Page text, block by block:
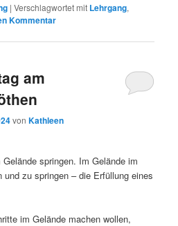
|Verschlagwortet mit Lehrgang,
Kommentar
am
vonKathleen
springen. Im Gelände im
zu springen – die Erfüllung eines
im Gelände machen wollen,